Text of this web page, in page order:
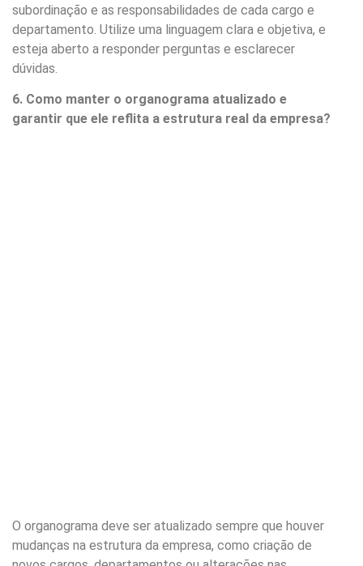
subordinação e as responsabilidades de cada cargo e
departamento. Utilize uma linguagem clara e objetiva, e
esteja aberto a responder perguntas e esclarecer
dúvidas.
6. Como manter o organograma atualizado e
garantir que ele reflita a estrutura real da empresa?
O organograma deve ser atualizado sempre que houver
mudanças na estrutura da empresa, como criação de